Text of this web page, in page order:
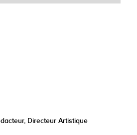
Directeur Artistique